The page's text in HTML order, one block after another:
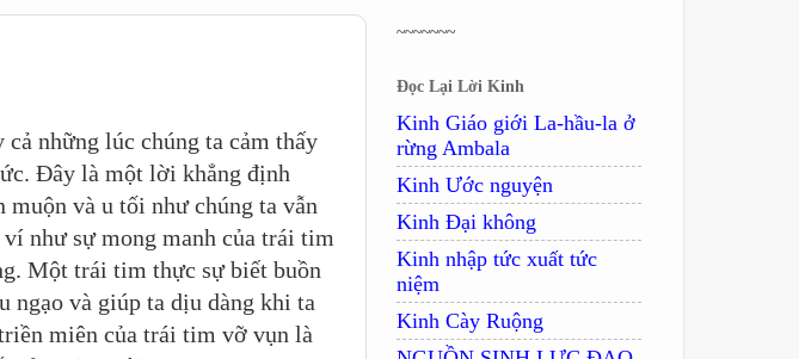
những lúc chúng ta cảm thấy
Đây là một lời khẳng định
và u tối như chúng ta vẫn
như sự mong manh của trái tim
Một trái tim thực sự biết buồn
và giúp ta dịu dàng khi ta
miên của trái tim vỡ vụn là
~~~~~~~
Đọc Lại Lời Kinh
Kinh Giáo giới La-hầu-la ở
rừng Ambala
Kinh Ước nguyện
Kinh Ðại không
Kinh nhập tức xuất tức
niệm
Kinh Cày Ruộng